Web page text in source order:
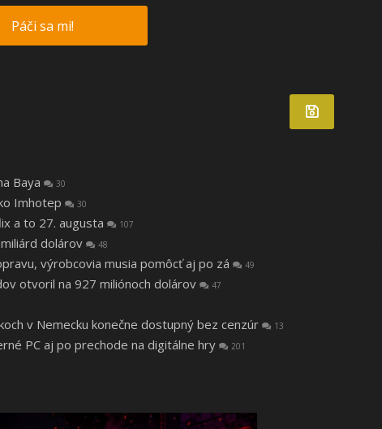
Páči sa mi!
Baya 30
Imhotep 30
a to 27. augusta 107
dolárov 48
výrobcovia musia pomôcť aj po zá 49
otvoril na 927 miliónoch dolárov 47
v Nemecku konečne dostupný bez cenzúr 13
PC aj po prechode na digitálne hry 201